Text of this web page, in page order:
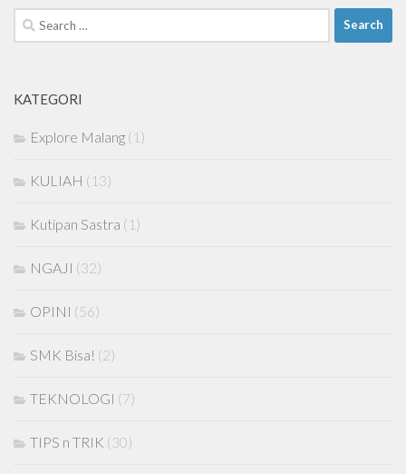
Search
for:
KATEGORI
Explore Malang (1)
KULIAH (13)
Kutipan Sastra (1)
NGAJI (32)
OPINI (56)
SMK Bisa! (2)
TEKNOLOGI (7)
TIPS n TRIK (30)